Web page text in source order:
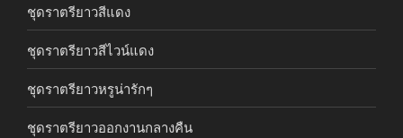
ชุดราตรียาวสีแดง
ชุดราตรียาวสีไวน์แดง
ชุดราตรียาวหรูน่ารักๆ
ชุดราตรียาวออกงานกลางคืน